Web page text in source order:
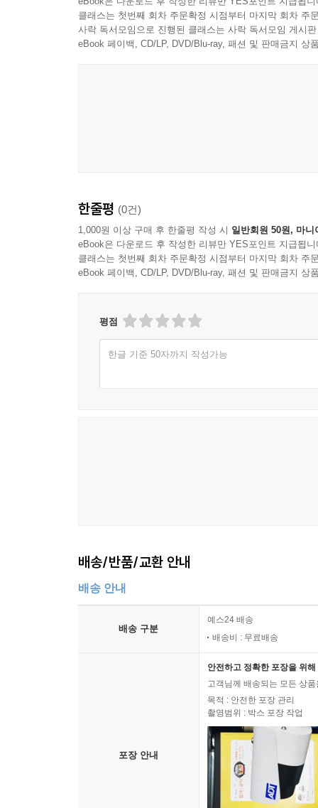
클래스는 첫번째 회차 주문확정 시점부터 마지막 회차 주
사락 독서모임으로 진행된 클래스는 사락 독서모임 게시
eBook 페이백, CD/LP, DVD/Blu-ray, 패션 및 판매금지 상
한줄평 (0건)
1,000원 이상 구매 후 한줄평 작성 시 일반회원 50원, 마니
eBook은 다운로드 후 작성한 리뷰만 YES포인트 지급됩니
클래스는 첫번째 회차 주문확정 시점부터 마지막 회차 주
eBook 페이백, CD/LP, DVD/Blu-ray, 패션 및 판매금지 상
평점
한글 기준 50자까지 작성가능
배송/반품/교환 안내
배송 안내
배송 구분
예스24 배송
배송비 : 무료배송
포장 안내
안전하고 정확한 포장을 위
고객님께 배송되는 모든 상
목적 : 안전한 포장 관리
촬영범위 : 박스 포장 작업